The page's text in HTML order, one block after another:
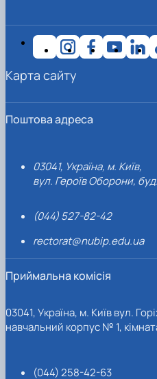
Поштова адреса
03041, Україна, м. Київ,
вул. Героїв Оборони,
(044) 527-82-42
rectorat@nubip.edu.ua
Приймальна комісія
03041, Україна, м. Київ вул.
навчальний корпус № 1,
(044) 258-42-63
Карта сайту